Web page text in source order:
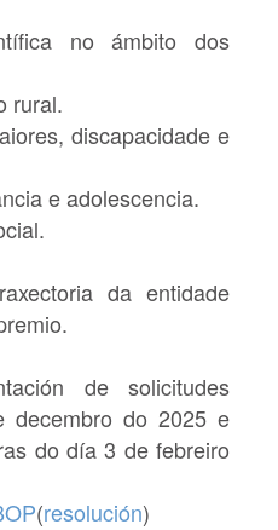
no ámbito dos
rural.
discapacidade e
e adolescencia.
da entidade
de solicitudes
decembro do 2025 e
do día 3 de febreiro
(resolución)